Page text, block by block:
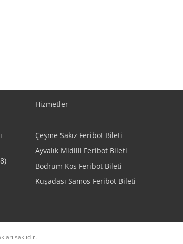
)
Hizmetler
Çeşme Sakız Feribot Bileti
Ayvalık Midilli Feribot Bileti
Bodrum Kos Feribot Bileti
Kuşadası Samos Feribot Bileti
saklıdır.